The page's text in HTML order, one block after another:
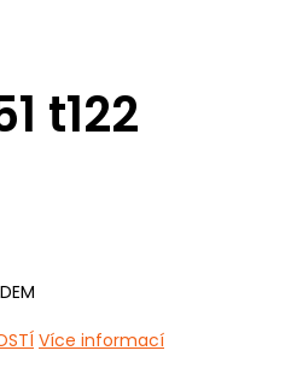
t122
Více informací